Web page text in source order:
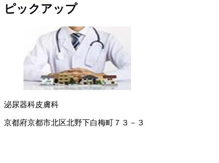
ピックアップ
泌尿器科皮膚科
京都府京都市北区北野下白梅町７３－３